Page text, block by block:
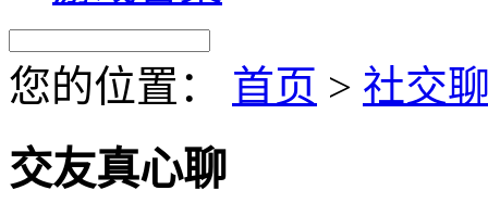
您的位置： 首页 > 社交
交友真心聊